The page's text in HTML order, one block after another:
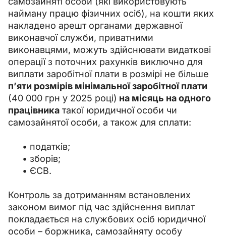
найману працю фізичних осіб), на кошти яких
накладено арешт органами державної
виконавчої служби, приватними
виконавцями, можуть здійснювати видаткові
операції з поточних рахунків виключно для
виплати заробітної плати в розмірі не більше
п’яти розмірів мінімальної заробітної плати
(40 000 грн у 2025 році) на місяць на одного
працівника такої юридичної особи чи
самозайнятої особи, а також для сплати:
податків;
зборів;
ЄСВ.
Контроль за дотриманням встановлених
законом вимог під час здійснення виплат
покладається на службових осіб юридичної
особи – боржника, самозайняту особу